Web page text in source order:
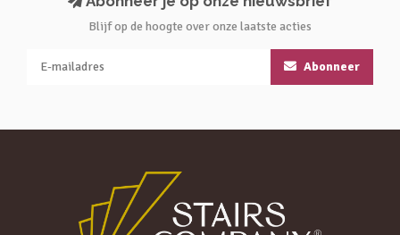
Blijf op de hoogte over onze laatste acties
Abonneer